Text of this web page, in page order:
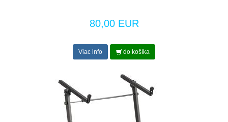
80,00 EUR
Viac info do košíka